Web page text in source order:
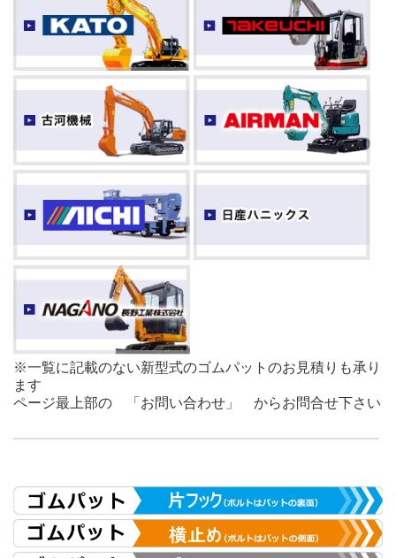
※一覧に記載のない新型式のゴムパットのお見積りも承り
ます
ページ最上部の 「お問い合わせ」 からお問合せ下さい